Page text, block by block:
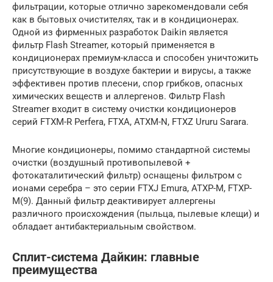
фильтрации, которые отлично зарекомендовали себя
как в бытовых очистителях, так и в кондиционерах.
Одной из фирменных разработок Daikin является
фильтр Flash Streamer, который применяется в
кондиционерах премиум-класса и способен уничтожить
присутствующие в воздухе бактерии и вирусы, а также
эффективен против плесени, спор грибков, опасных
химических веществ и аллергенов. Фильтр Flash
Streamer входит в систему очистки кондиционеров
серий FTXM-R Perfera, FTXA, ATXM-N, FTXZ Ururu Sarara.
Многие кондиционеры, помимо стандартной системы
очистки (воздушный противопылевой +
фотокаталитический фильтр) оснащены фильтром с
ионами серебра – это серии FTXJ Emura, ATXP-M, FTXP-
M(9). Данный фильтр деактивирует аллергены
различного происхождения (пыльца, пылевые клещи) и
обладает антибактериальным свойством.
Сплит-система Дайкин: главные
преимущества